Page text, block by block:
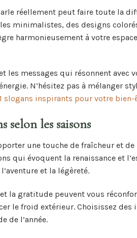
réellement peut faire toute la
minimalistes, des designs
harmonieusement à votre
les messages qui résonnent avec
N’hésitez pas à mélanger
slogans inspirants pour votre
selon les saisons
une touche de fraîcheur et
qui évoquent la renaissance et
et la légèreté.
la gratitude peuvent vous
le froid extérieur. Choisissez
de l’année.